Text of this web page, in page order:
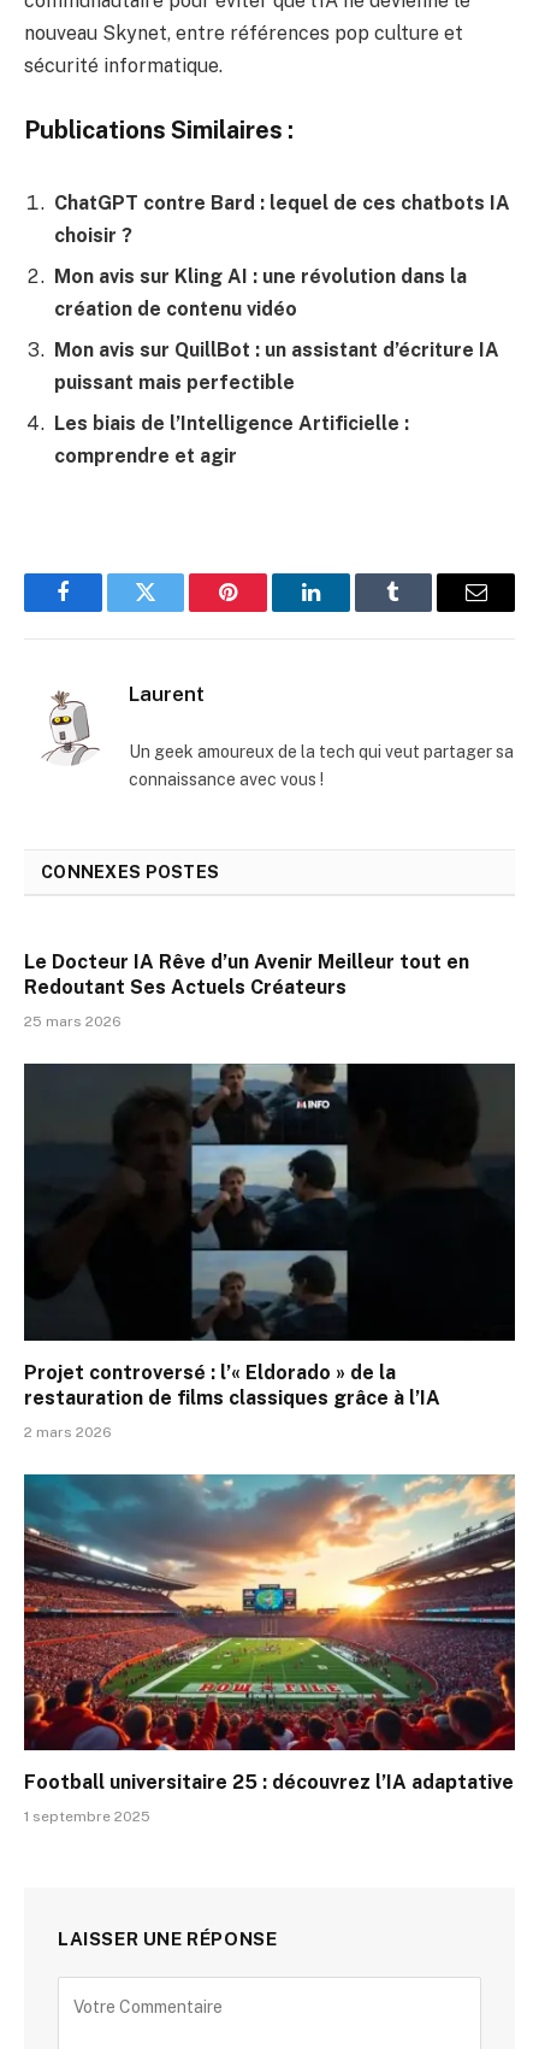
nouveau Skynet, entre références pop culture et
sécurité informatique.
Publications Similaires :
ChatGPT contre Bard : lequel de ces chatbots IA
choisir ?
Mon avis sur Kling AI : une révolution dans la
création de contenu vidéo
Mon avis sur QuillBot : un assistant d’écriture IA
puissant mais perfectible
Les biais de l’Intelligence Artificielle :
comprendre et agir
FacebookTwitter Pinterest LinkedInTumblr
E-
Laurent
Un geek amoureux de la tech qui veut partager sa
connaissance avec vous !
CONNEXES POSTES
Le Docteur IA Rêve d’un Avenir Meilleur tout en
Redoutant Ses Actuels Créateurs
25 mars 2026
Projet controversé : l’« Eldorado » de la
restauration de films classiques grâce à l’IA
2 mars 2026
Football universitaire 25 : découvrez l’IA adaptative
1 septembre 2025
LAISSER UNE RÉPONSE